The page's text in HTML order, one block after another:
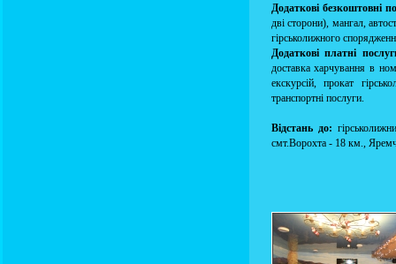
Додаткові безкоштовні
дві сторони), мангал,
гірськолижного
Додаткові платні
доставка харчування в
екскурсій, прокат
транспортні послуги.
Відстань до:
смт.Ворохта - 18 км.,